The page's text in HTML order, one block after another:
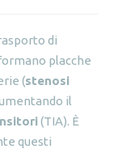
di
placche
(stenosi
il
(TIA). È
questi